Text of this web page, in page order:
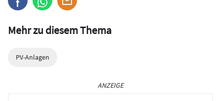
Mehr zu diesem Thema
PV-Anlagen
ANZEIGE